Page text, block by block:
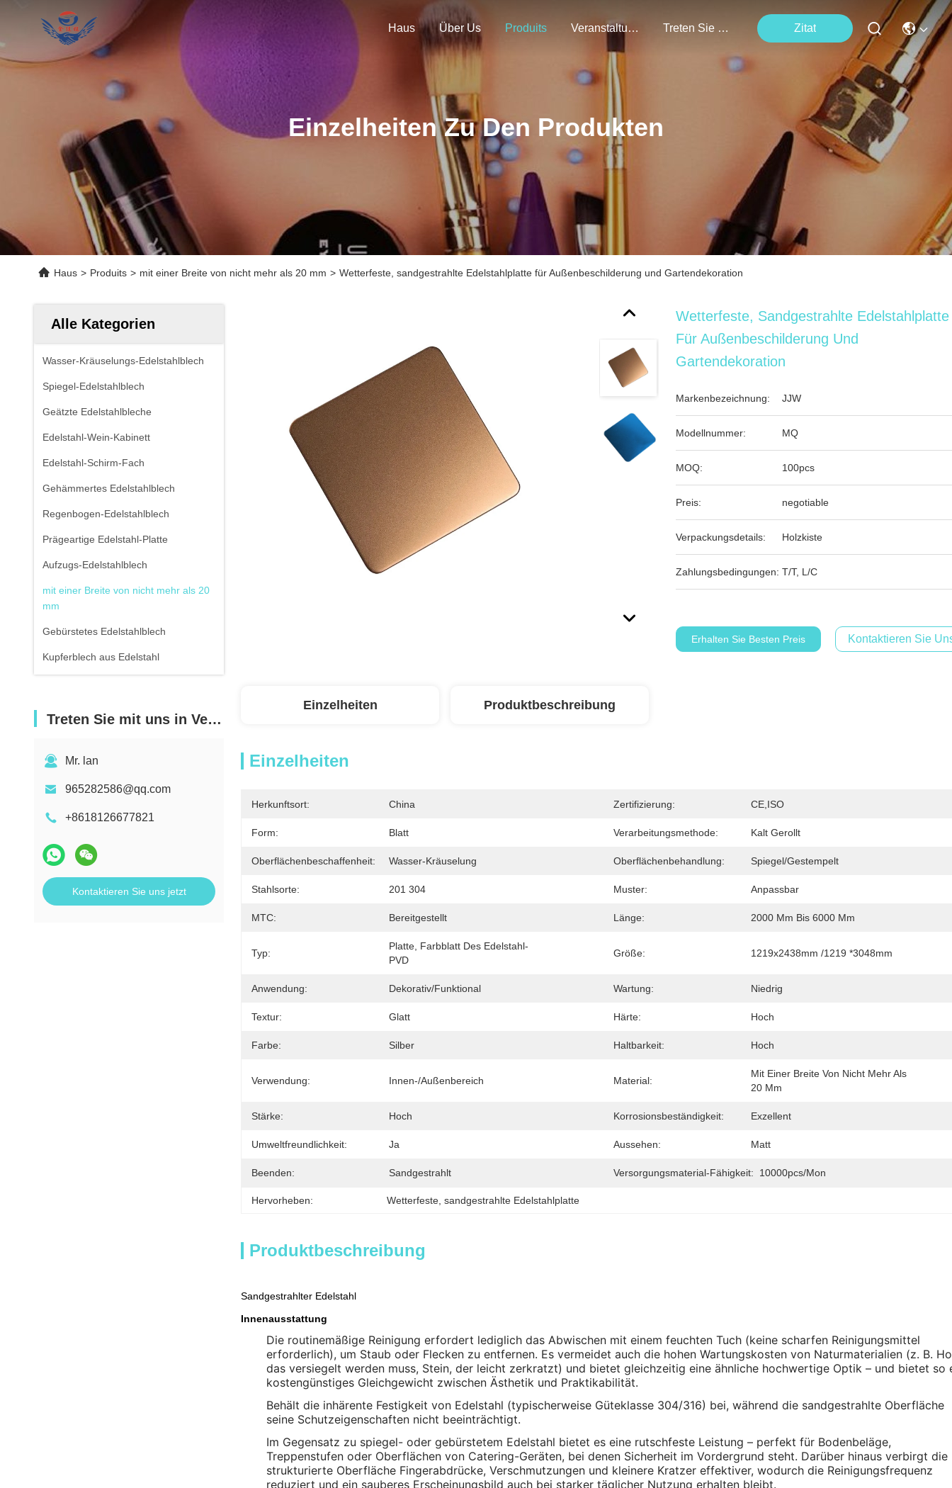
Haus Über Us Produits Veranstaltungen Treten Sie Mit Uns In Verbindung Zitat
Einzelheiten Zu Den Produkten
Haus > Produits > mit einer Breite von nicht mehr als 20 mm > Wetterfeste, sandgestrahlte Edelstahlplatte für Außenbeschilderung und Gartendekoration
Alle Kategorien
Wasser-Kräuselungs-Edelstahlblech
Spiegel-Edelstahlblech
Geätzte Edelstahlbleche
Edelstahl-Wein-Kabinett
Edelstahl-Schirm-Fach
Gehämmertes Edelstahlblech
Regenbogen-Edelstahlblech
Prägeartige Edelstahl-Platte
Aufzugs-Edelstahlblech
mit einer Breite von nicht mehr als 20
mm
Gebürstetes Edelstahlblech
Kupferblech aus Edelstahl
Treten Sie mit uns in Verbindung
Mr. lan
965282586@qq.com
+8618126677821
Kontaktieren Sie uns jetzt
Wetterfeste, Sandgestrahlte Edelstahlplatte
Für Außenbeschilderung Und
Gartendekoration
Markenbezeichnung: JJW
Modellnummer: MQ
MOQ: 100pcs
Preis: negotiable
Verpackungsdetails: Holzkiste
Zahlungsbedingungen: T/T, L/C
Erhalten Sie Besten Preis Kontaktieren Sie
Einzelheiten Produktbeschreibung
Einzelheiten
Herkunftsort: China Zertifizierung: CE,ISO
Form: Blatt Verarbeitungsmethode: Kalt Gerollt
Oberflächenbeschaffenheit: Wasser-Kräuselung Oberflächenbehandlung: Spiegel/gestempelt
Stahlsorte: 201 304 Muster: Anpassbar
MTC: Bereitgestellt Länge: 2000 Mm Bis 6000 Mm
Typ:
Platte, Farbblatt Des Edelstahl-
PVD
Größe: 1219x2438mm /1219 *3048mm
Anwendung: Dekorativ/funktional Wartung: Niedrig
Textur: Glatt Härte: Hoch
Farbe: Silber Haltbarkeit: Hoch
Verwendung: Innen-/Außenbereich Material:
Mit Einer Breite Von Nicht Mehr Als
20 Mm
Stärke: Hoch Korrosionsbeständigkeit: Exzellent
Umweltfreundlichkeit: Ja Aussehen: Matt
Beenden: Sandgestrahlt Versorgungsmaterial-Fähigkeit: 10000pcs/mon
Hervorheben: Wetterfeste , sandgestrahlte Edelstahlplatte
Produktbeschreibung
Sandgestrahlter Edelstahl
Innenausstattung
Die routinemäßige Reinigung erfordert lediglich das Abwischen mit einem feuchten Tuch (keine scharfen Reinigungsmittel
erforderlich), um Staub oder Flecken zu entfernen. Es vermeidet auch die hohen Wartungskosten von Naturmaterialien (z. B.
das versiegelt werden muss, Stein, der leicht zerkratzt) und bietet gleichzeitig eine ähnliche hochwertige Optik – und bietet so
kostengünstiges Gleichgewicht zwischen Ästhetik und Praktikabilität.
Behält die inhärente Festigkeit von Edelstahl (typischerweise Güteklasse 304/316) bei, während die sandgestrahlte Oberfläche
seine Schutzeigenschaften nicht beeinträchtigt.
Im Gegensatz zu spiegel- oder gebürstetem Edelstahl bietet es eine rutschfeste Leistung – perfekt für Bodenbeläge,
Treppenstufen oder Oberflächen von Catering-Geräten, bei denen Sicherheit im Vordergrund steht. Darüber hinaus verbirgt die
strukturierte Oberfläche Fingerabdrücke, Verschmutzungen und kleinere Kratzer effektiver, wodurch die Reinigungsfrequenz
reduziert und ein sauberes Erscheinungsbild auch bei starker täglicher Nutzung erhalten bleibt.